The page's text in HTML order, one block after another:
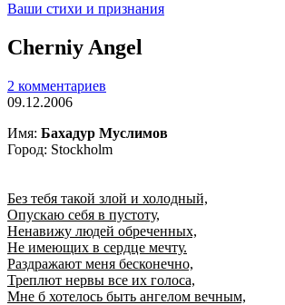
Ваши стихи и признания
Cherniy Angel
2 комментариев
09.12.2006
Имя: Бахадур Муслимов
Город: Stockholm
Без тебя такой злой и холодный,
Опускаю себя в пустоту,
Ненавижу людей обреченных,
Не имеющих в сердце мечту.
Раздражают меня бесконечно,
Треплют нервы все их голоса,
Мне б хотелось быть ангелом вечным,